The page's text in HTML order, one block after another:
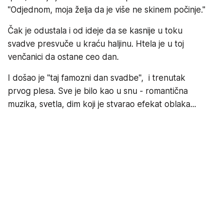
"Odjednom, moja želja da je više ne skinem počinje."
Čak je odustala i od ideje da se kasnije u toku
svadve presvuče u kraću haljinu. Htela je u toj
venčanici da ostane ceo dan.
I došao je "taj famozni dan svadbe", i trenutak
prvog plesa. Sve je bilo kao u snu - romantična
muzika, svetla, dim koji je stvarao efekat oblaka...